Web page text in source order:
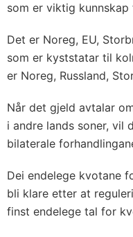
som er viktig
Det er Noreg, EU,
som er kyststatar til
er Noreg, Russland,
Når det gjeld avtalar
i andre lands soner, vil
bilaterale
Dei endelege kvotane
bli klare etter at
finst endelege tal for